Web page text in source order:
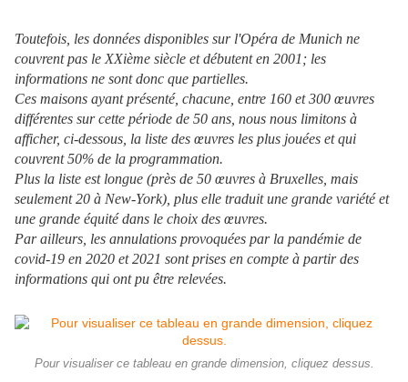
Toutefois, les données disponibles sur l'Opéra de Munich ne
couvrent pas le XXième siècle et débutent en 2001; les
informations ne sont donc que partielles.
Ces maisons ayant présenté, chacune, entre 160 et 300 œuvres
différentes sur cette période de 50 ans, nous nous limitons à
afficher, ci-dessous, la liste des œuvres les plus jouées et qui
couvrent 50% de la programmation.
Plus la liste est longue (près de 50 œuvres à Bruxelles, mais
seulement 20 à New-York), plus elle traduit une grande variété et
une grande équité dans le choix des œuvres.
Par ailleurs, les annulations provoquées par la pandémie de
covid-19 en 2020 et 2021 sont prises en compte à partir des
informations qui ont pu être relevées.
Pour visualiser ce tableau en grande dimension, cliquez dessus.